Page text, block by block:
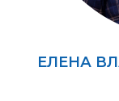
ЕЛЕНА